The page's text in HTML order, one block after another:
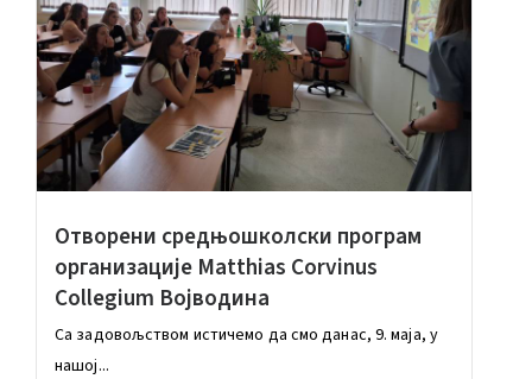
Отворени средњошколски програм
организације Matthias Corvinus
Collegium Војводина
Са задовољством истичемо да смо данас, 9. маја, у
нашој...